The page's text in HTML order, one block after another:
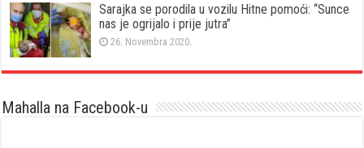
Sarajka se porodila u vozilu Hitne pomoći: “Sunce
nas je ogrijalo i prije jutra”
26. Novembra 2020.
Mahalla na Facebook-u